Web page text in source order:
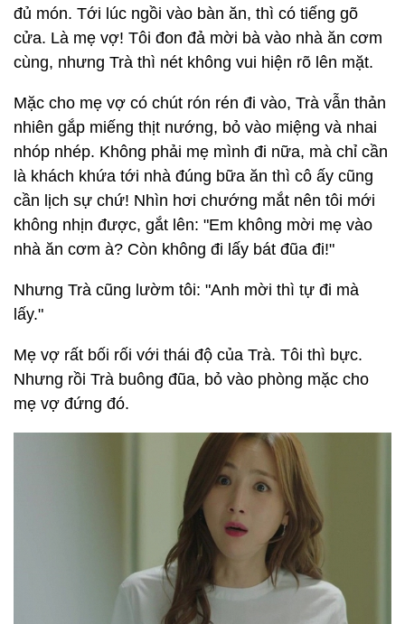
đủ món. Tới lúc ngồi vào bàn ăn, thì có tiếng gõ
cửa. Là mẹ vợ! Tôi đon đả mời bà vào nhà ăn cơm
cùng, nhưng Trà thì nét không vui hiện rõ lên mặt.
Mặc cho mẹ vợ có chút rón rén đi vào, Trà vẫn thản
nhiên gắp miếng thịt nướng, bỏ vào miệng và nhai
nhóp nhép. Không phải mẹ mình đi nữa, mà chỉ cần
là khách khứa tới nhà đúng bữa ăn thì cô ấy cũng
cần lịch sự chứ! Nhìn hơi chướng mắt nên tôi mới
không nhịn được, gắt lên: "Em không mời mẹ vào
nhà ăn cơm à? Còn không đi lấy bát đũa đi!"
Nhưng Trà cũng lườm tôi: "Anh mời thì tự đi mà
lấy."
Mẹ vợ rất bối rối với thái độ của Trà. Tôi thì bực.
Nhưng rồi Trà buông đũa, bỏ vào phòng mặc cho
mẹ vợ đứng đó.